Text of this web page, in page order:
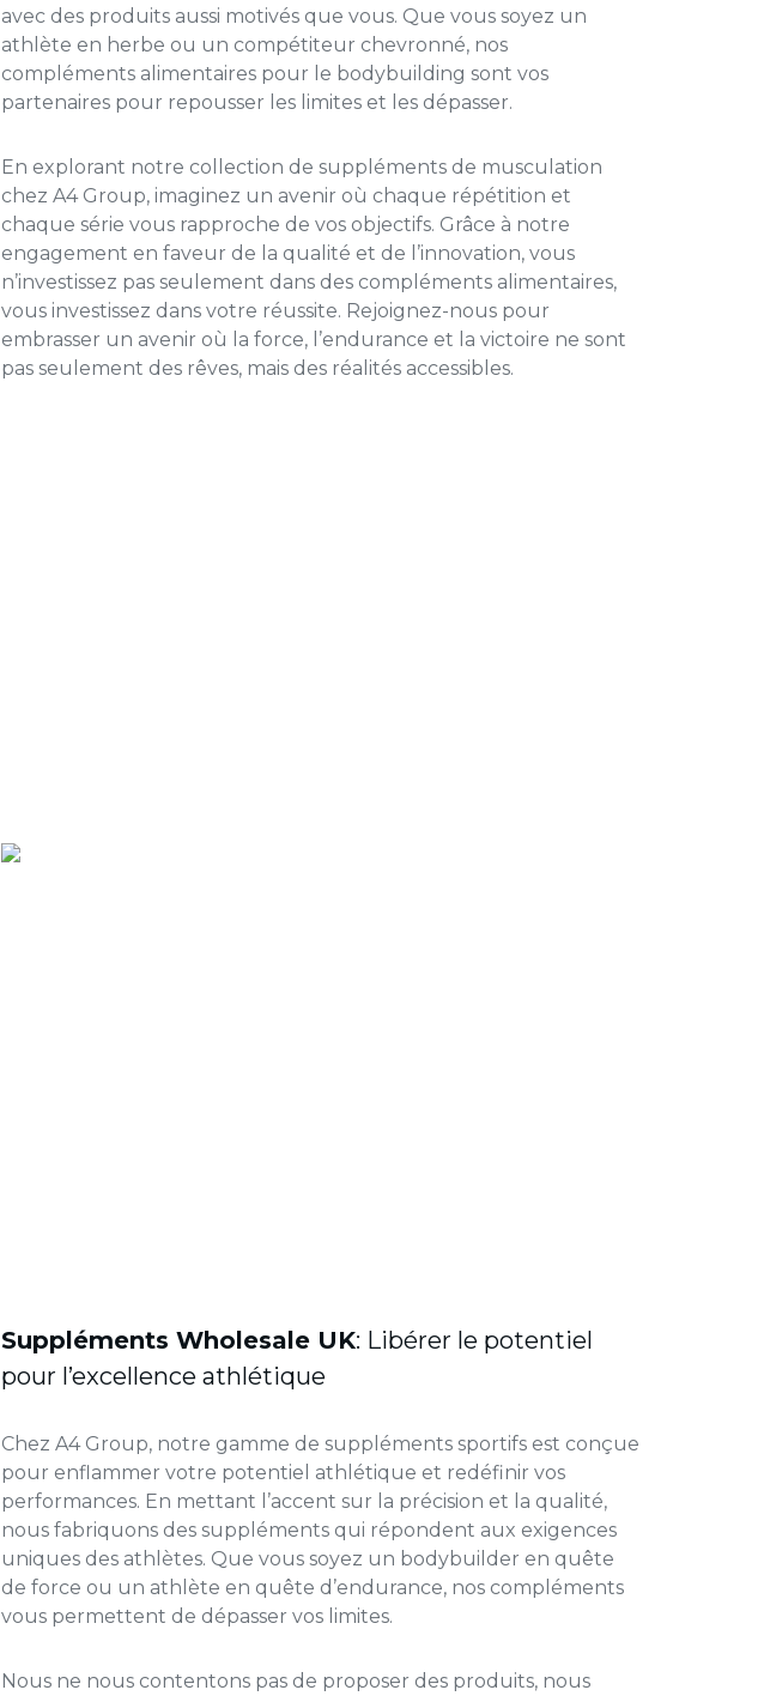
avec des produits aussi motivés que vous. Que vous soyez un
athlète en herbe ou un compétiteur chevronné, nos
compléments alimentaires pour le bodybuilding sont vos
partenaires pour repousser les limites et les dépasser.
En explorant notre collection de suppléments de musculation
chez A4 Group, imaginez un avenir où chaque répétition et
chaque série vous rapproche de vos objectifs. Grâce à notre
engagement en faveur de la qualité et de l’innovation, vous
n’investissez pas seulement dans des compléments alimentaires,
vous investissez dans votre réussite. Rejoignez-nous pour
embrasser un avenir où la force, l’endurance et la victoire ne sont
pas seulement des rêves, mais des réalités accessibles.
Suppléments Wholesale UK: Libérer le potentiel
pour l’excellence athlétique
Chez A4 Group, notre gamme de suppléments sportifs est conçue
pour enflammer votre potentiel athlétique et redéfinir vos
performances. En mettant l’accent sur la précision et la qualité,
nous fabriquons des suppléments qui répondent aux exigences
uniques des athlètes. Que vous soyez un bodybuilder en quête
de force ou un athlète en quête d’endurance, nos compléments
vous permettent de dépasser vos limites.
Nous ne nous contentons pas de proposer des produits, nous